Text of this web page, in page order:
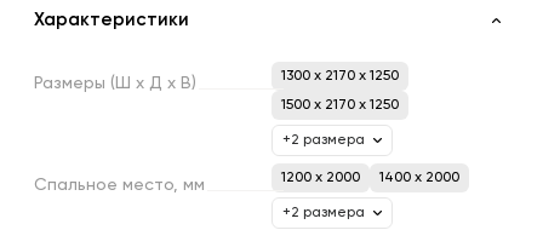
Характеристики
Размеры (Ш х Д х В)
1300 x 2170 x 1250
1500 x 2170 x 1250
+2 размера
Спальное место, мм 1200 х 2000 1400 х 2000
+2 размера